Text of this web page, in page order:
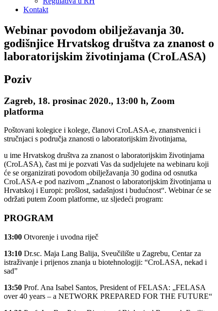
Kontakt
Webinar povodom obilježavanja 30.
godišnjice Hrvatskog društva za znanost o
laboratorijskim životinjama (CroLASA)
Poziv
Zagreb, 18. prosinac 2020., 13:00 h, Zoom
platforma
Poštovani kolegice i kolege, članovi CroLASA-e, znanstvenici i
stručnjaci s područja znanosti o laboratorijskim životinjama,
u ime Hrvatskog društva za znanost o laboratorijskim životinjama
(CroLASA), čast mi je pozvati Vas da sudjelujete na webinaru koji
će se organizirati povodom obilježavanja 30 godina od osnutka
CroLASA-e pod nazivom „Znanost o laboratorijskim životinjama u
Hrvatskoj i Europi: prošlost, sadašnjost i budućnost“. Webinar će se
održati putem Zoom platforme, uz sljedeći program:
PROGRAM
13:00 Otvorenje i uvodna riječ
13:10 Dr.sc. Maja Lang Balija, Sveučilište u Zagrebu, Centar za
istraživanje i prijenos znanja u biotehnologiji: “CroLASA, nekad i
sad”
13:50 Prof. Ana Isabel Santos, President of FELASA: „FELASA
over 40 years – a NETWORK PREPARED FOR THE FUTURE“